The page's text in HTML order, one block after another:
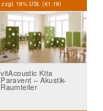
zzgl. 19% USt. (€1.19)
vitAcoustic Kita
Paravent – Akustik-
Raumteiler